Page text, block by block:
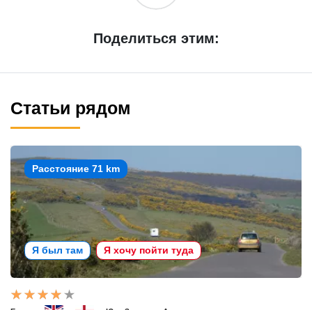
Поделиться этим:
Статьи рядом
Расстояние 71 km
Я был там Я хочу пойти туда